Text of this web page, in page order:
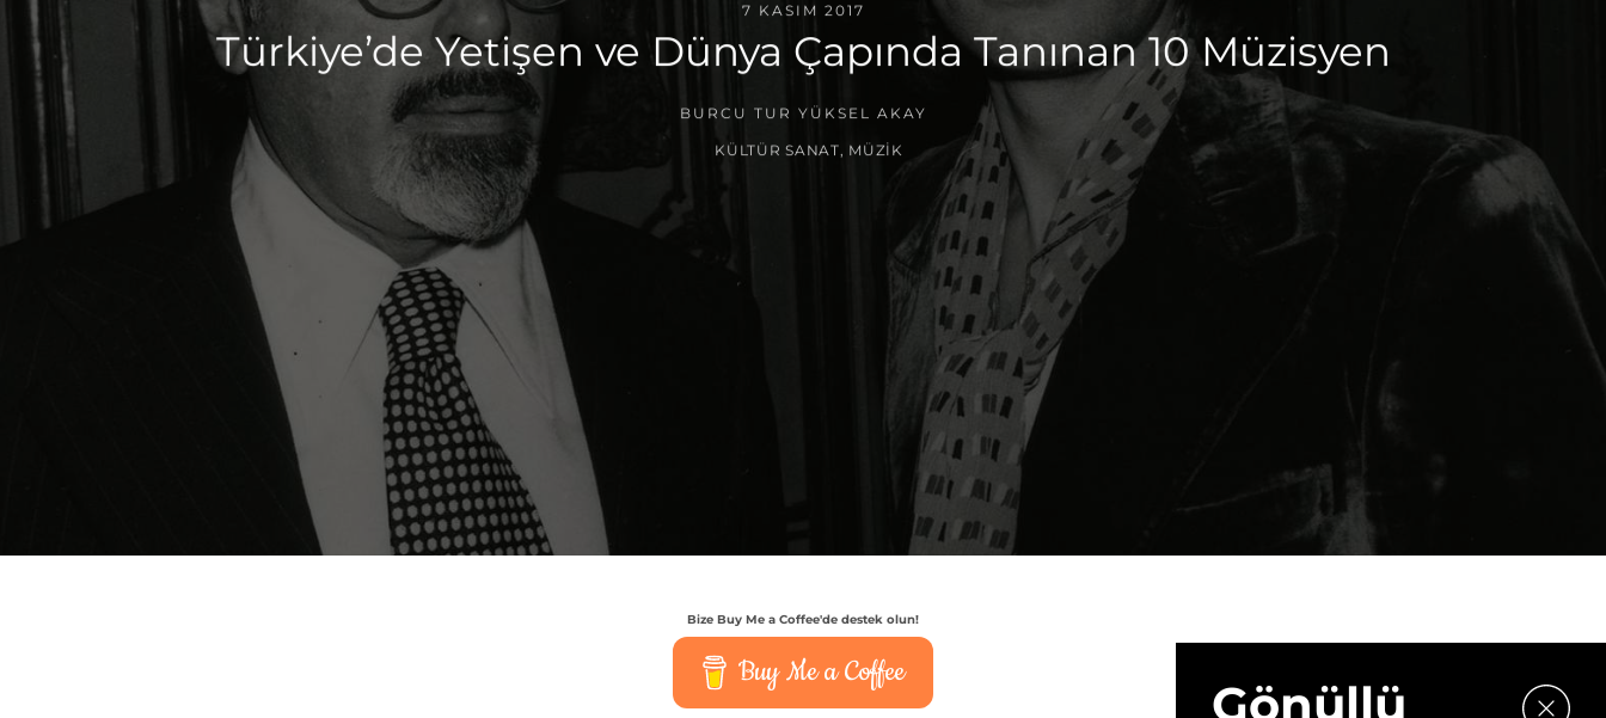
7 KASIM 2017
Türkiye’de Yetişen ve Dünya Çapında Tanınan 10 Müzisyen
BURCU TUR YÜKSEL AKAY
KÜLTÜR SANAT MÜZIK
Bize Buy Me a Coffee'de destek olun!
Buy Me a Coffee
Gönüllü